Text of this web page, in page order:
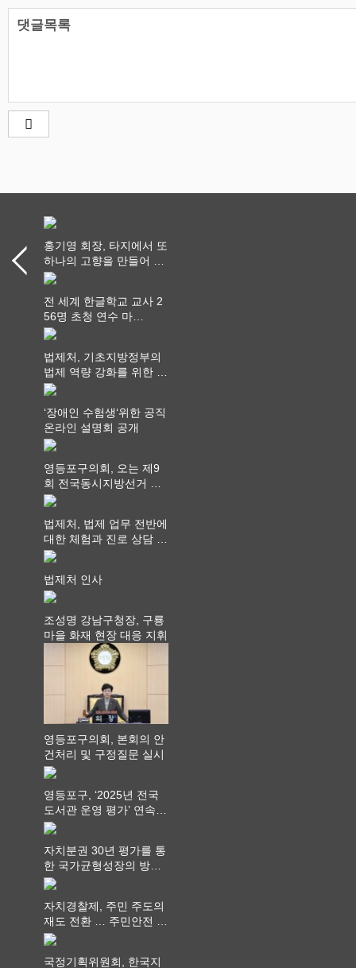
댓글목록
홍기영 회장, 타지에서 또
하나의 고향을 만들어 가
다
전 세계 한글학교 교사 2
56명 초청 연수 마
쳐...“수업은 더 깊게, 교
법제처, 기초지방정부의
법제 역량 강화를 위한 전
라권 현장설명회 개최
‘장애인 수험생‘위한 공직
온라인 설명회 공개
영등포구의회, 오는 제9
회 전국동시지방선거 ‧
"공직사회는 어느 때보다
를 지켜야 할 것"
법제처, 법제 업무 전반에
대한 체험과 진로 상담 기
회 제공
법제처 인사
조성명 강남구청장, 구룡
마을 화재 현장 대응 지휘
영등포구의회, 본회의 안
건처리 및 구정질문 실시
영등포구, ‘2025년 전국
도서관 운영 평가’ 연속
최고 영예 장관상에서 ‘대
자치분권 30년 평가를 통
한 국가균형성장의 방향
과 과제 논의
자치경찰제, 주민 주도의
재도 전환 … 주민안전 치
안서비스가 최우선 되어
국정기획위원회, 한국지